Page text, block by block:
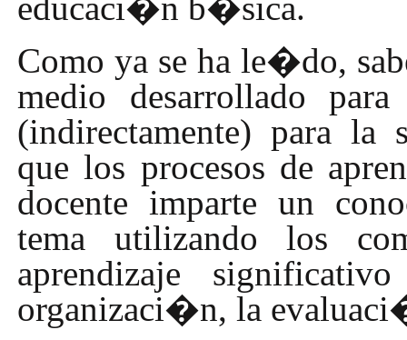
Como ya se ha le�do,
medio desarrollado
(indirectamente) para la
que los procesos de
docente imparte un
tema utilizando los
aprendizaje
organizaci�n, la